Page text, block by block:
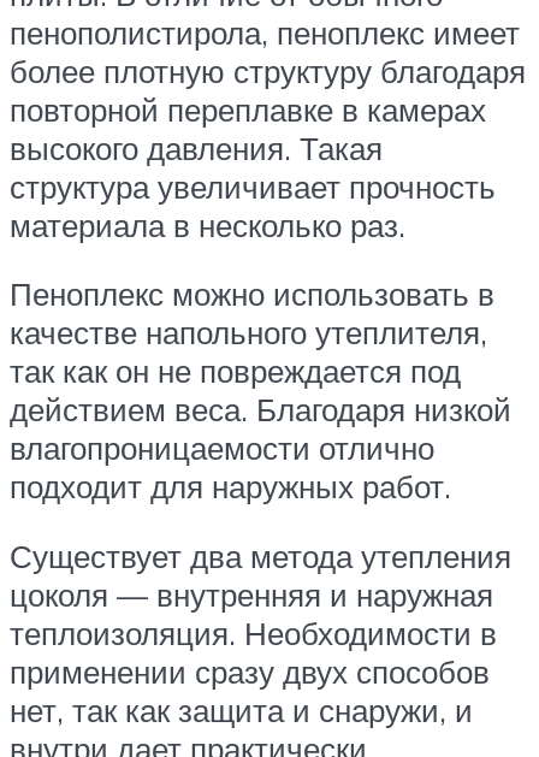
пенополистирола, пеноплекс имеет
более плотную структуру благодаря
повторной переплавке в камерах
высокого давления. Такая
структура увеличивает прочность
материала в несколько раз.
Пеноплекс можно использовать в
качестве напольного утеплителя,
так как он не повреждается под
действием веса. Благодаря низкой
влагопроницаемости отлично
подходит для наружных работ.
Существует два метода утепления
цоколя — внутренняя и наружная
теплоизоляция. Необходимости в
применении сразу двух способов
нет, так как защита и снаружи, и
внутри дает практически